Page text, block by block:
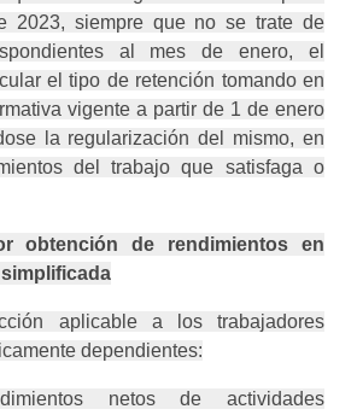
2023, siempre que no se trate de
al mes de enero, el
el tipo de retención tomando en
vigente a partir de 1 de enero
la regularización del mismo, en
del trabajo que satisfaga o
obtención de rendimientos en
aplicable a los trabajadores
dependientes:
netos de actividades